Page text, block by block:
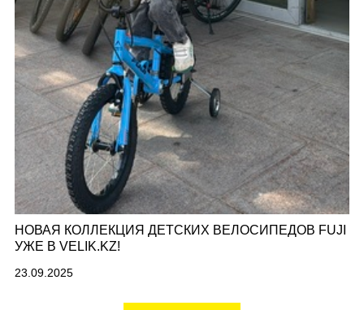
НОВАЯ КОЛЛЕКЦИЯ ДЕТСКИХ ВЕЛОСИПЕДОВ FUJI
УЖЕ В VELIK.KZ!
23.09.2025